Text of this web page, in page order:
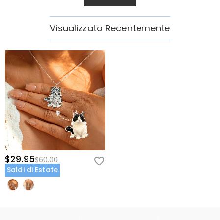
Visualizzato Recentemente
$29.95$60.00
Saldi di Estate